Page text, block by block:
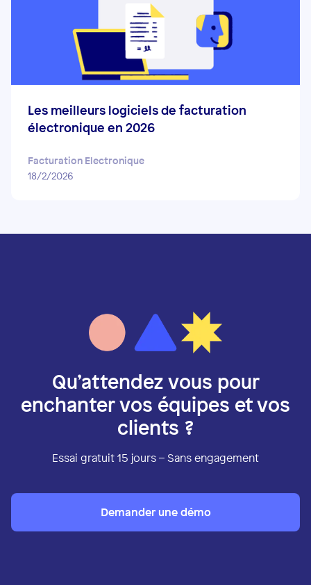
Les meilleurs logiciels de facturation
électronique en 2026
Facturation Electronique
18/2/2026
Qu’attendez vous pour
enchanter vos équipes et vos
clients ?
Essai gratuit 15 jours – Sans engagement
Demander une démo